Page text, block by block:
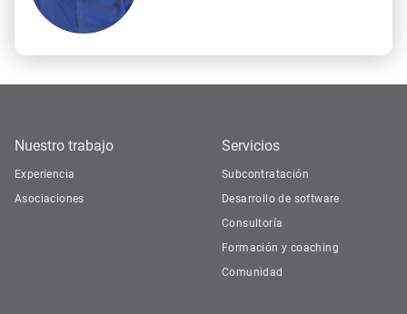
Nuestro trabajo
Experiencia
Asociaciones
Servicios
Subcontratación
Desarrollo de software
Consultoría
Formación y coaching
Comunidad